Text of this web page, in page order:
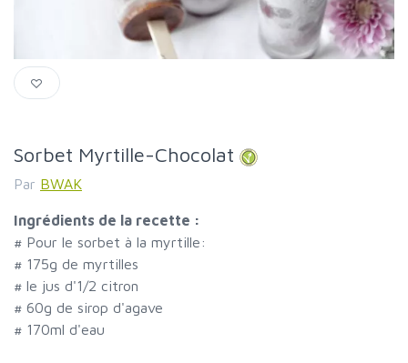
Sorbet Myrtille-Chocolat
Par BWAK
Ingrédients de la recette :
# Pour le sorbet à la myrtille:
# 175g de myrtilles
# le jus d'1/2 citron
# 60g de sirop d'agave
# 170ml d'eau